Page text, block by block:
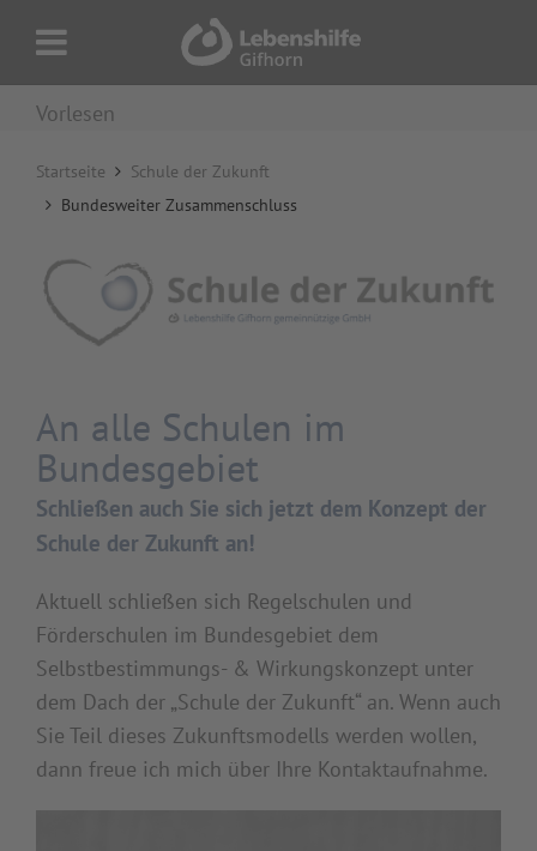
Vorlesen
Startseite
Schule der Zukunft
Bundesweiter Zusammenschluss
An alle Schulen im
Bundesgebiet
Schließen auch Sie sich jetzt dem Konzept der
Schule der Zukunft an!
Aktuell schließen sich Regelschulen und
Förderschulen im Bundesgebiet dem
Selbstbestimmungs- & Wirkungskonzept unter
dem Dach der „Schule der Zukunft“ an. Wenn auch
Sie Teil dieses Zukunftsmodells werden wollen,
dann freue ich mich über Ihre Kontaktaufnahme.